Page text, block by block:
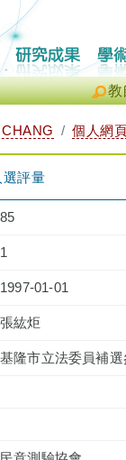
教
個人網
評量
85
1
1997-01-01
張紘炬
基隆市立法委員補